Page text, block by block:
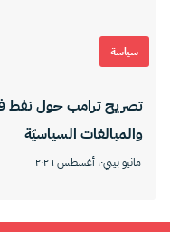
سياسة
تصريح ترامب حول نفط
والمبالغات السياسيّة
ماثيو بيتي١٠ أغسطس ٢٠٢٦